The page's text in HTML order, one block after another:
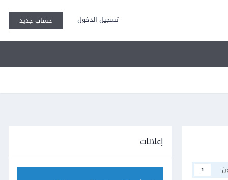
تسجيل الدخول حساب جديد
1
إعلانات